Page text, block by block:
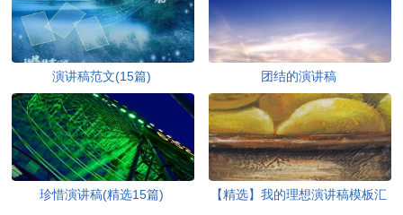
演讲稿范文(15篇) 团结的演讲稿
珍惜演讲稿(精选15篇)
【精选】我的理想演讲稿模板汇